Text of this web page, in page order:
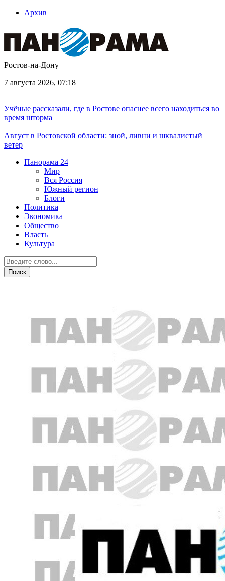
Архив
Ростов-на-Дону
7 августа 2026, 07:18
Учёные рассказали, где в Ростове опаснее всего находиться во
время шторма
Август в Ростовской области: зной, ливни и шквалистый
ветер
Панорама 24
Мир
Вся Россия
Южный регион
Блоги
Политика
Экономика
Общество
Власть
Культура